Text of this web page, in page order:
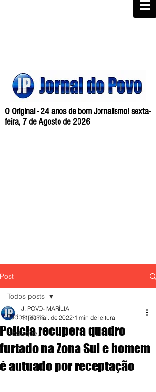
O Original - 24 anos de bom Jornalismo! sexta-
feira, 7 de Agosto de 2026
Post
Todos posts
destaque,
Todos posts
Polícia recupera quadro
furtado na Zona Sul e homem
é autuado por receptação
J. POVO- MARÍLIA
11 de mai. de 2022 1 min de leitura